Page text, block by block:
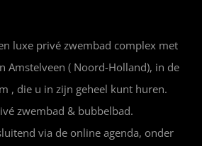
luxe privé zwembad complex met
Amstelveen ( Noord-Holland), in de
, die u in zijn geheel kunt huren.
zwembad & bubbelbad.
via de online agenda, onder